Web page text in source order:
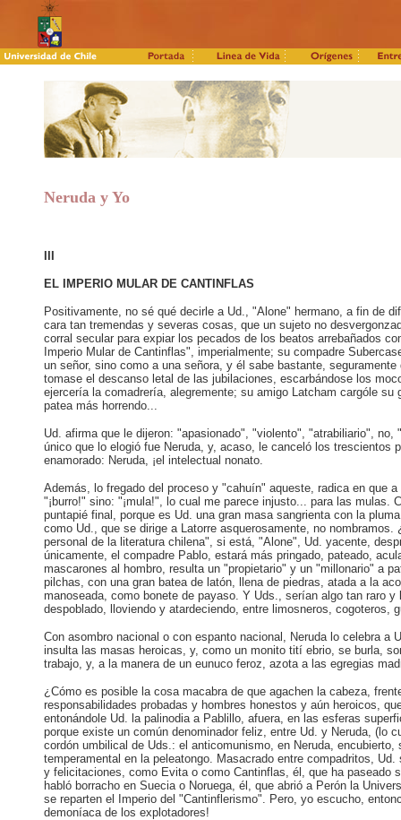
Neruda y Yo
EL IMPERIO MULAR DE CANTINFLAS
Positivamente, no sé qué decirle a Ud., "Alone" hermano, a fin de
cara tan tremendas y severas cosas, que un sujeto no
corral secular para expiar los pecados de los beatos arrebañados
Imperio Mular de Cantinflas", imperialmente; su compadre
un señor, sino como a una señora, y él sabe bastante,
tomase el descanso letal de las jubilaciones, escarbándose los
ejercería la comadrería, alegremente; su amigo Latcham cargóle
patea más horrendo...
Ud. afirma que le dijeron: "apasionado", "violento", "atrabiliario",
único que lo elogió fue Neruda, y, acaso, le canceló los trescientos
enamorado: Neruda, ¡el intelectual nonato.
Además, lo fregado del proceso y "cahuín" aqueste, radica en que
"¡burro!" sino: "¡mula!", lo cual me parece injusto... para las mulas.
puntapié final, porque es Ud. una gran masa sangrienta con la
como Ud., que se dirige a Latorre asquerosamente, no
personal de la literatura chilena", si está, "Alone", Ud. yacente,
únicamente, el compadre Pablo, estará más pringado, pateado,
mascarones al hombro, resulta un "propietario" y un "millonario" a
pilchas, con una gran batea de latón, llena de piedras, atada a la
manoseada, como bonete de payaso. Y Uds., serían algo tan raro
despoblado, lloviendo y atardeciendo, entre limosneros,
Con asombro nacional o con espanto nacional, Neruda lo celebra
insulta las masas heroicas, y, como un monito tití ebrio, se burla,
trabajo, y, a la manera de un eunuco feroz, azota a las egregias
¿Cómo es posible la cosa macabra de que agachen la cabeza,
responsabilidades probadas y hombres honestos y aún heroicos,
entonándole Ud. la palinodia a Pablillo, afuera, en las esferas
porque existe un común denominador feliz, entre Ud. y Neruda, (lo
cordón umbilical de Uds.: el anticomunismo, en Neruda,
temperamental en la peleatongo. Masacrado entre compadritos,
y felicitaciones, como Evita o como Cantinflas, él, que ha
habló borracho en Suecia o Noruega, él, que abrió a Perón la
se reparten el Imperio del "Cantinflerismo". Pero, yo escucho,
demoníaca de los explotadores!